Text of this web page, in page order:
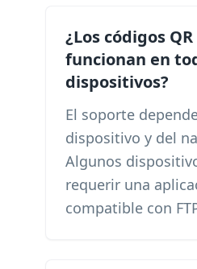
¿Los códigos QR
funcionan en
dispositivos?
El soporte
dispositivo y del
Algunos
requerir una
compatible con